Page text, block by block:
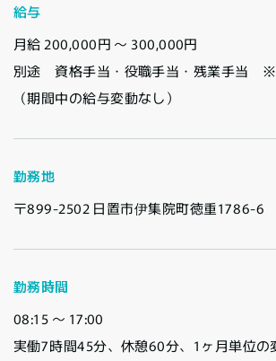
給与
月給 200,000円 〜 300,000円
別途 資格手当・役職手当・残業手当 ※
（期間中の給与変動なし）
勤務地
〒899-2502 日置市伊集院町徳重1786-6
勤務時間
08:15 〜 17:00
実働7時間45分、休憩60分、1ヶ月単位の